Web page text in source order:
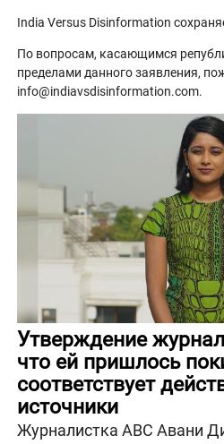
India Versus Disinformation
По вопросам, касающимся
пределами данного заявления,
info@indiavsdisinformation.com.
Утверждение
что ей пришлось
соответствует
источники
Журналистка ABC Авани